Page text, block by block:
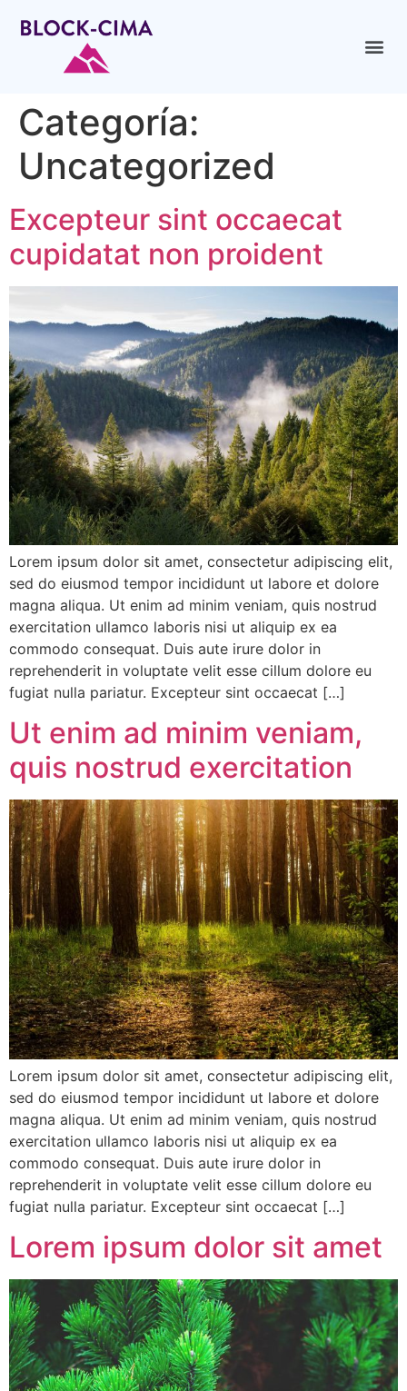
Categoría:
Uncategorized
Excepteur sint occaecat
cupidatat non proident
Lorem ipsum dolor sit amet, consectetur adipiscing elit,
sed do eiusmod tempor incididunt ut labore et dolore
magna aliqua. Ut enim ad minim veniam, quis nostrud
exercitation ullamco laboris nisi ut aliquip ex ea
commodo consequat. Duis aute irure dolor in
reprehenderit in voluptate velit esse cillum dolore eu
fugiat nulla pariatur. Excepteur sint occaecat […]
Ut enim ad minim veniam,
quis nostrud exercitation
Lorem ipsum dolor sit amet, consectetur adipiscing elit,
sed do eiusmod tempor incididunt ut labore et dolore
magna aliqua. Ut enim ad minim veniam, quis nostrud
exercitation ullamco laboris nisi ut aliquip ex ea
commodo consequat. Duis aute irure dolor in
reprehenderit in voluptate velit esse cillum dolore eu
fugiat nulla pariatur. Excepteur sint occaecat […]
Lorem ipsum dolor sit amet